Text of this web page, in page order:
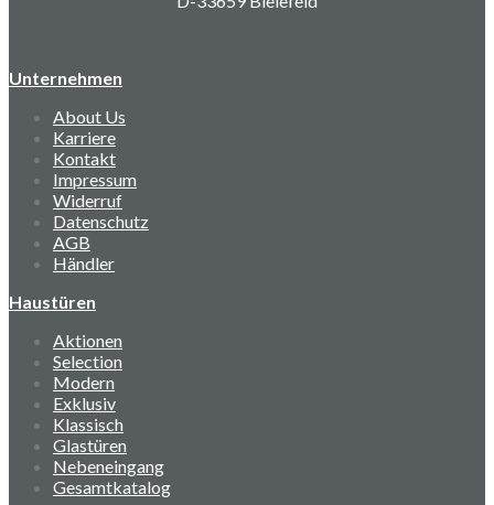
Unternehmen
About Us
Karriere
Kontakt
Impressum
Widerruf
Datenschutz
AGB
Händler
Haustüren
Aktionen
Selection
Modern
Exklusiv
Klassisch
Glastüren
Nebeneingang
Gesamtkatalog